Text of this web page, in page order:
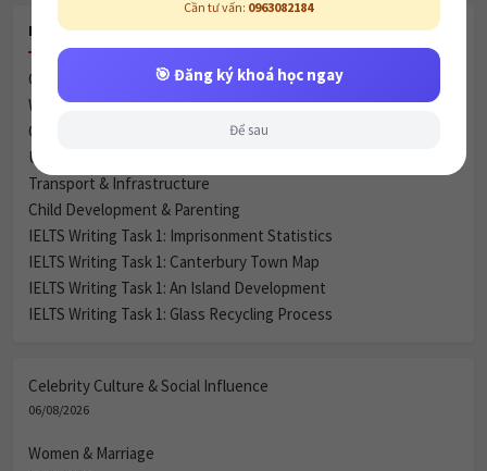
RECENT POSTS
Celebrity Culture & Social Influence
Women & Marriage
Green Spaces vs. Housing
Urbanization & City Life (Đô thị hóa và Cuộc sống thành thị)
Transport & Infrastructure
Child Development & Parenting
IELTS Writing Task 1: Imprisonment Statistics
IELTS Writing Task 1: Canterbury Town Map
IELTS Writing Task 1: An Island Development
IELTS Writing Task 1: Glass Recycling Process
Celebrity Culture & Social Influence
06/08/2026
Women & Marriage